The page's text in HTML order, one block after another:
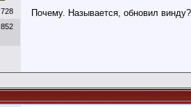
728
852
Почему. Называется, обновил